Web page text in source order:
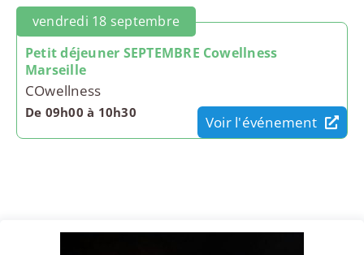
vendredi 18 septembre
Petit déjeuner SEPTEMBRE Cowellness
Marseille
COwellness
De 09h00 à 10h30
Voir l'événement